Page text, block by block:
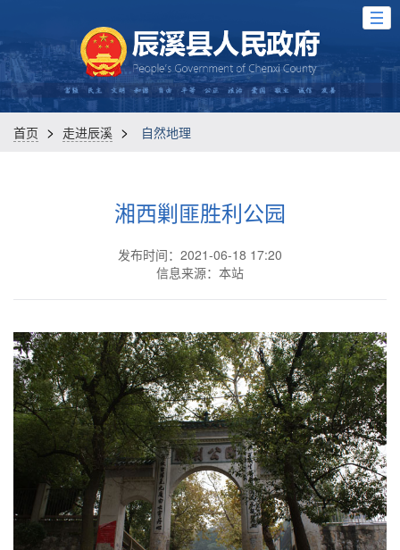
首页 > 走进辰溪 > 自然地理
湘西剿匪胜利公园
发布时间：2021-06-18 17:20
信息来源：本站